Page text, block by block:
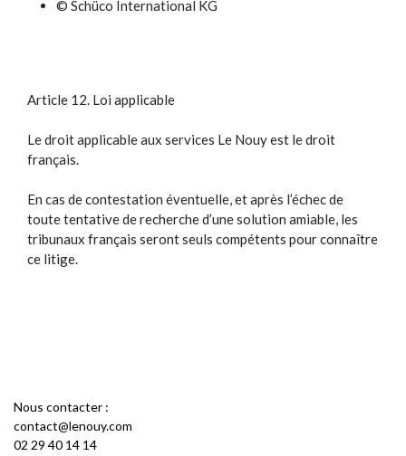
© Schüco International KG
Article 12. Loi applicable
Le droit applicable aux services Le Nouy est le droit
français.
En cas de contestation éventuelle, et après l’échec de
toute tentative de recherche d’une solution amiable, les
tribunaux français seront seuls compétents pour connaître
ce litige.
Nous contacter :
contact@lenouy.com
02 29 40 14 14